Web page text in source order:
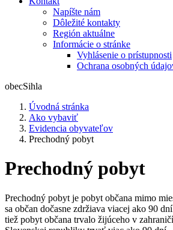
Napíšte nám
Dôležité kontakty
Región aktuálne
Informácie o stránke
Vyhlásenie o prístupnosti
Ochrana osobných
obecSihla
Úvodná stránka
Ako vybaviť
Evidencia obyvateľov
Prechodný pobyt
Prechodný pobyt
Prechodný pobyt je pobyt občana mimo
sa občan dočasne zdržiava viacej ako 90
tiež pobyt občana trvalo žijúceho v